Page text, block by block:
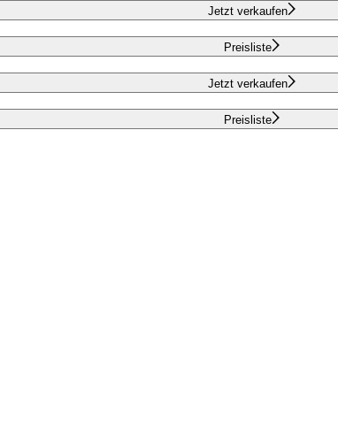
Jetzt verkaufen
Preisliste
Jetzt verkaufen
Preisliste